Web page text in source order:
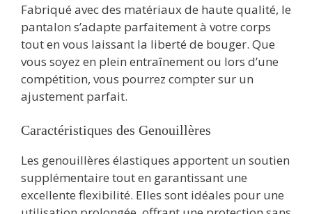
Fabriqué avec des matériaux de haute qualité, le
pantalon s’adapte parfaitement à votre corps
tout en vous laissant la liberté de bouger. Que
vous soyez en plein entraînement ou lors d’une
compétition, vous pourrez compter sur un
ajustement parfait.
Caractéristiques des Genouillères
Les genouillères élastiques apportent un soutien
supplémentaire tout en garantissant une
excellente flexibilité. Elles sont idéales pour une